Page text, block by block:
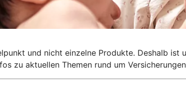
und nicht einzelne Produkte. Deshalb
zu aktuellen Themen rund um